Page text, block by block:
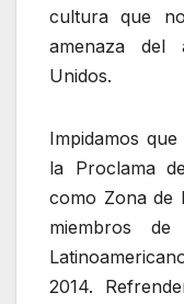
cultura que
amenaza del
Unidos.
Impidamos
la Proclama
como Zona de
miembros
2014.